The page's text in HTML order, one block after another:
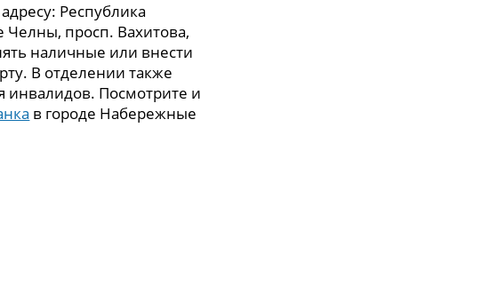
Республика
Челны, просп. Вахитова,
наличные или внести
В отделении также
инвалидов. Посмотрите и
в городе Набережные